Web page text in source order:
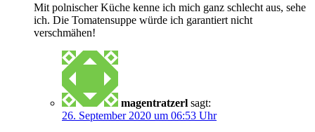
Mit polnischer Küche kenne ich mich ganz schlecht aus, sehe
ich. Die Tomatensuppe würde ich garantiert nicht
verschmähen!
magentratzerl sagt:
26. September 2020 um 06:53 Uhr